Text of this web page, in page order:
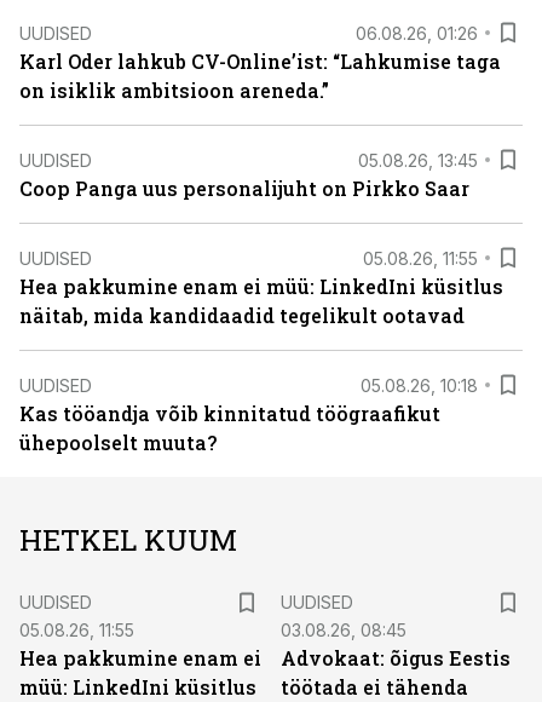
UUDISED 06.08.26, 01:26
Karl Oder lahkub CV-Online’ist: “Lahkumise taga
on isiklik ambitsioon areneda.”
UUDISED 05.08.26, 13:45
Coop Panga uus personalijuht on Pirkko Saar
UUDISED 05.08.26, 11:55
Hea pakkumine enam ei müü: LinkedIni küsitlus
näitab, mida kandidaadid tegelikult ootavad
UUDISED 05.08.26, 10:18
Kas tööandja võib kinnitatud töögraafikut
ühepoolselt muuta?
HETKEL KUUM
UUDISED
05.08.26, 11:55
Hea pakkumine enam ei
müü: LinkedIni küsitlus
UUDISED
03.08.26, 08:45
Advokaat: õigus Eestis
töötada ei tähenda